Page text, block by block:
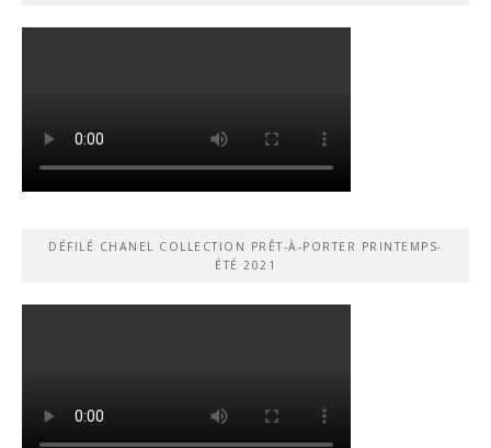
DÉFILÉ CHANEL COLLECTION PRÊT-À-PORTER PRINTEMPS-
ÉTÉ 2021